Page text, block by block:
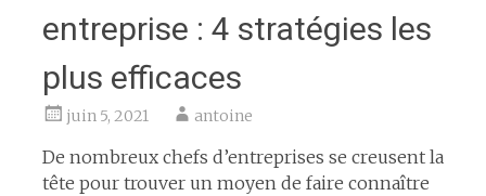
entreprise : 4 stratégies les
plus efficaces
juin 5, 2021 antoine
De nombreux chefs d’entreprises se creusent la
tête pour trouver un moyen de faire connaître